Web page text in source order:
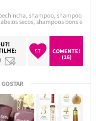
,shampoo,shampoo
secos,shampoos bons e
57
COMENTE!
(16)